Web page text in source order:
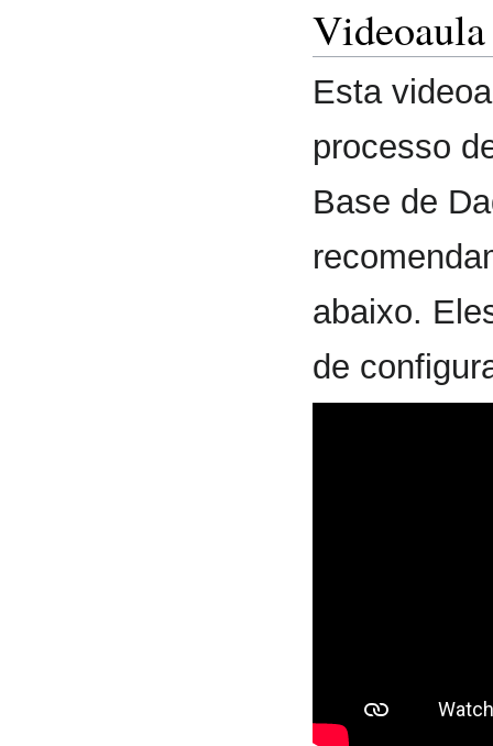
Videoaula
Esta
processo
Base de
abaixo.
de